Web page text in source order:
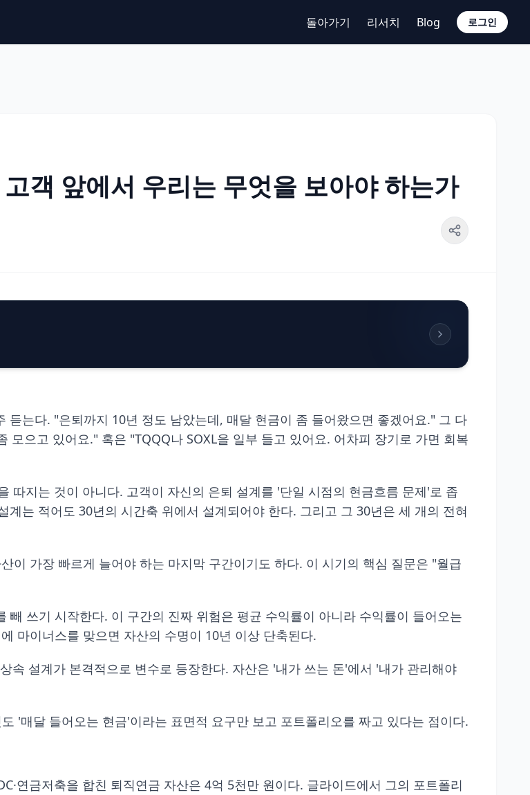
돌아가기 리서치 Blog 로그인
객 앞에서 우리는 무엇을 보아야 하는가
는다. "은퇴까지 10년 정도 남았는데, 매달 현금이 좀 들어왔으면 좋겠어요." 그 다
모으고 있어요." 혹은 "TQQQ나 SOXL을 일부 들고 있어요. 어차피 장기로 가면 회복
따지는 것이 아니다. 고객이 자신의 은퇴 설계를 '단일 시점의 현금흐름 문제'로 좁
는 적어도 30년의 시간축 위에서 설계되어야 한다. 그리고 그 30년은 세 개의 전혀
이 가장 빠르게 늘어야 하는 마지막 구간이기도 하다. 이 시기의 핵심 질문은 "월급
빼 쓰기 시작한다. 이 구간의 진짜 위험은 평균 수익률이 아니라 수익률이 들어오는
마이너스를 맞으면 자산의 수명이 10년 이상 단축된다.
속 설계가 본격적으로 변수로 등장한다. 자산은 '내가 쓰는 돈'에서 '내가 관리해야
'매달 들어오는 현금'이라는 표면적 요구만 보고 포트폴리오를 짜고 있다는 점이다.
연금저축을 합친 퇴직연금 자산은 4억 5천만 원이다. 글라이드에서 그의 포트폴리